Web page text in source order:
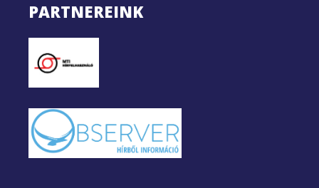
PARTNEREINK